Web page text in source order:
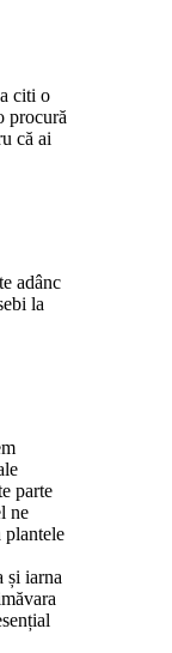
citi o
procură
că ai
adânc
la
parte
ne
plantele
și iarna